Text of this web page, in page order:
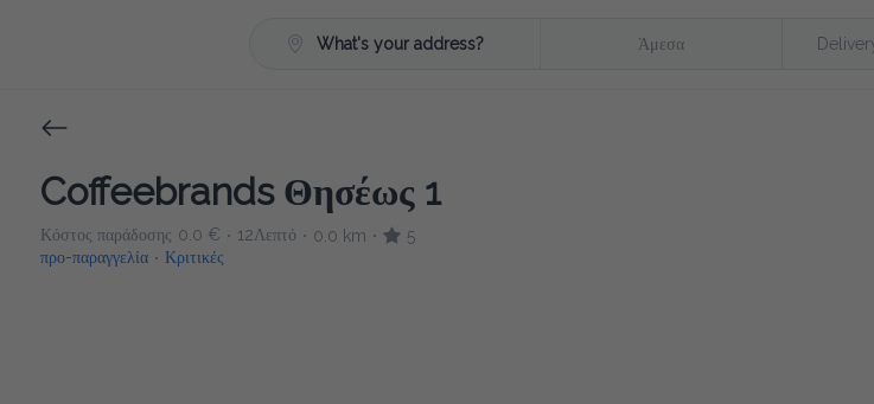
What's your address? Άμεσα Delivery
Coffeebrands Θησέως 1
Κόστος παράδοσης 0.0 € • 12Λεπτό • 0.0 km •
5
προ-παραγγελία • Κριτικές